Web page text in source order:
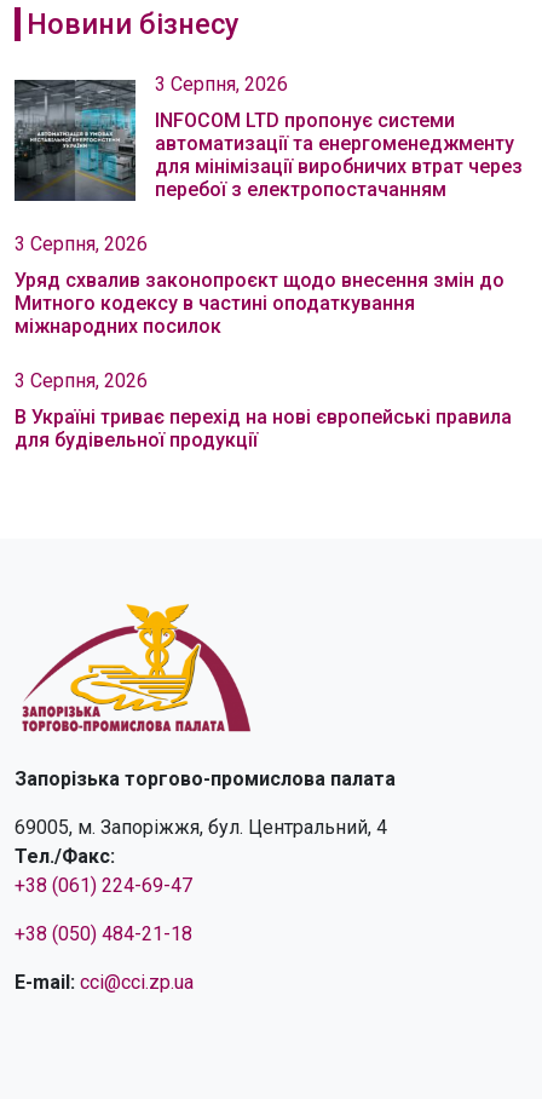
Новини бізнесу
3 Серпня, 2026
INFOCOM LTD пропонує системи
автоматизації та енергоменеджменту
для мінімізації виробничих втрат через
перебої з електропостачанням
3 Серпня, 2026
Уряд схвалив законопроєкт щодо внесення змін до
Митного кодексу в частині оподаткування
міжнародних посилок
3 Серпня, 2026
В Україні триває перехід на нові європейські правила
для будівельної продукції
Запорізька торгово-промислова палата
69005, м. Запоріжжя, бул. Центральний, 4
Тел./Факс:
+38 (061) 224-69-47
+38 (050) 484-21-18
E-mail: cci@cci.zp.ua